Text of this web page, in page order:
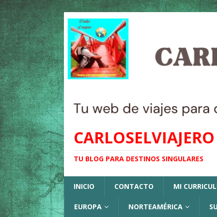
CARLOSELVIAJERO
TU BLOG PARA DESTINOS SINGULARES
INICIO CONTACTO MI
EUROPA NORTEAMÉRICA